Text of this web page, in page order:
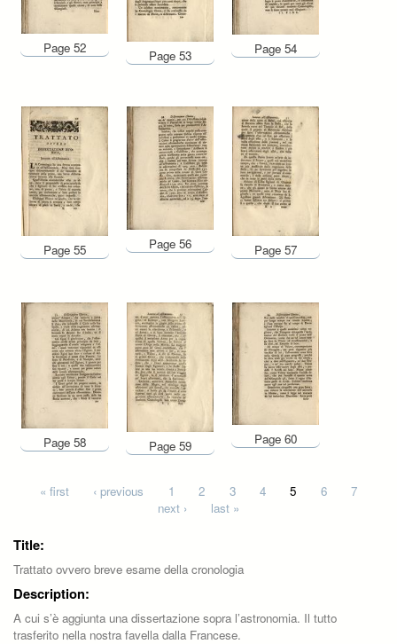
Page 52 Page 53 Page 54
Page 55 Page 56 Page 57
Page 58 Page 59 Page 60
Pages« first ‹ previous 1 2 3 4 5 6
7
next ›
last »
Title:
Trattato ovvero breve esame della cronologia
Description:
A cui s’è aggiunta una dissertazione sopra l’astronomia. Il tutto
trasferito nella nostra favella dalla Francese.